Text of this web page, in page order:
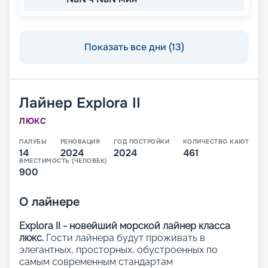
Показать все дни (13)
Лайнер Explora II
ЛЮКС
ПАЛУБЫ
14
РЕНОВАЦИЯ
2024
ГОД ПОСТРОЙКИ
2024
КОЛИЧЕСТВО КАЮТ
461
ВМЕСТИМОСТЬ (ЧЕЛОВЕК)
900
О лайнере
Explora II - новейший морской лайнер класса
люкс. Гости лайнера будут проживать в
элегантных, просторных, обустроенных по
самым современным стандартам